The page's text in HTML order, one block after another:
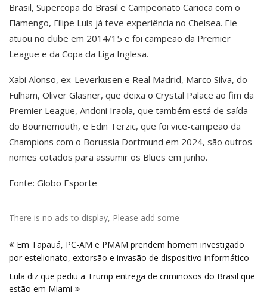
Brasil, Supercopa do Brasil e Campeonato Carioca com o
Flamengo, Filipe Luís já teve experiência no Chelsea. Ele
atuou no clube em 2014/15 e foi campeão da Premier
League e da Copa da Liga Inglesa.
Xabi Alonso, ex-Leverkusen e Real Madrid, Marco Silva, do
Fulham, Oliver Glasner, que deixa o Crystal Palace ao fim da
Premier League, Andoni Iraola, que também está de saída
do Bournemouth, e Edin Terzic, que foi vice-campeão da
Champions com o Borussia Dortmund em 2024, são outros
nomes cotados para assumir os Blues em junho.
Fonte: Globo Esporte
There is no ads to display, Please add some
de
Post
Em Tapauá, PC-AM e PMAM prendem homem investigado
por estelionato, extorsão e invasão de dispositivo informático
Lula diz que pediu a Trump entrega de criminosos do Brasil que
estão em Miami